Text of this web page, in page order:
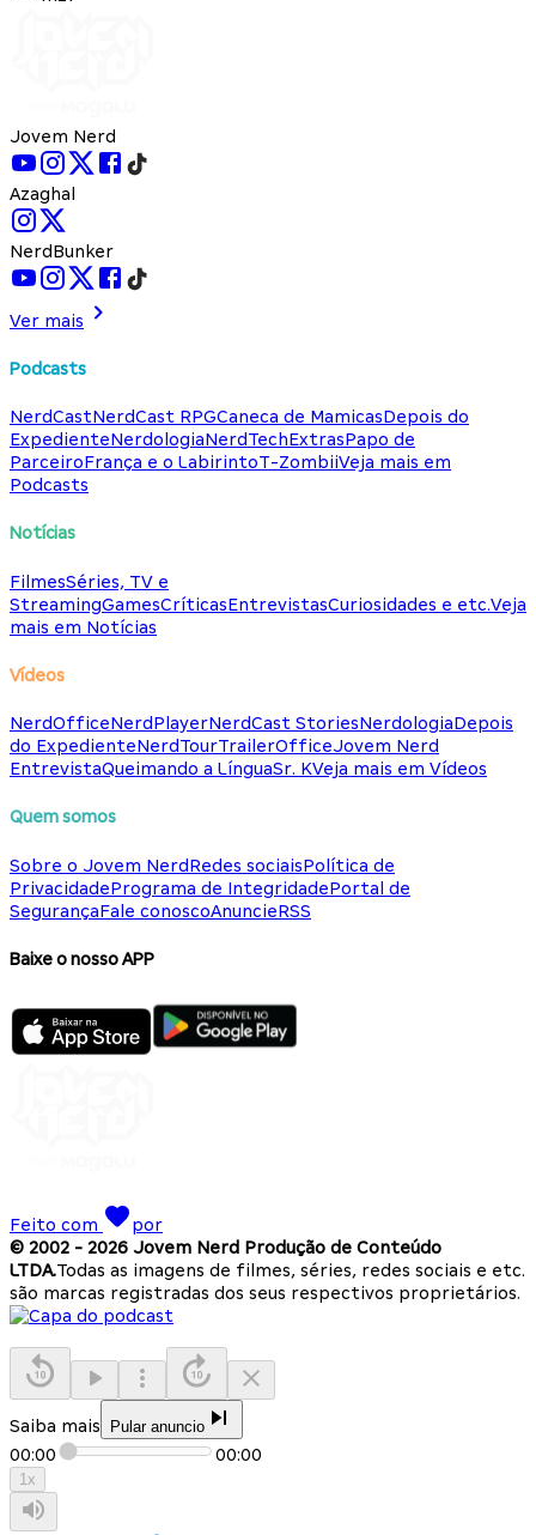
Jovem Nerd
Azaghal
NerdBunker
Ver mais
Podcasts
NerdCastNerdCast RPGCaneca de MamicasDepois do
ExpedienteNerdologiaNerdTechExtrasPapo de
ParceiroFrança e o LabirintoT-ZombiiVeja mais em
Podcasts
Notícias
FilmesSéries, TV e
StreamingGamesCríticasEntrevistasCuriosidades e etc.Veja
mais em Notícias
Vídeos
NerdOfficeNerdPlayerNerdCast StoriesNerdologiaDepois
do ExpedienteNerdTourTrailerOfficeJovem Nerd
EntrevistaQueimando a LínguaSr. KVeja mais em Vídeos
Quem somos
Sobre o Jovem NerdRedes sociaisPolítica de
PrivacidadePrograma de IntegridadePortal de
SegurançaFale conoscoAnuncieRSS
Baixe o nosso APP
Feito com
por
© 2002 - 2026 Jovem Nerd Produção de Conteúdo
LTDA.Todas as imagens de filmes, séries, redes sociais e etc.
são marcas registradas dos seus respectivos proprietários.
Saiba mais Pular anuncio
00:00 00:00
1x